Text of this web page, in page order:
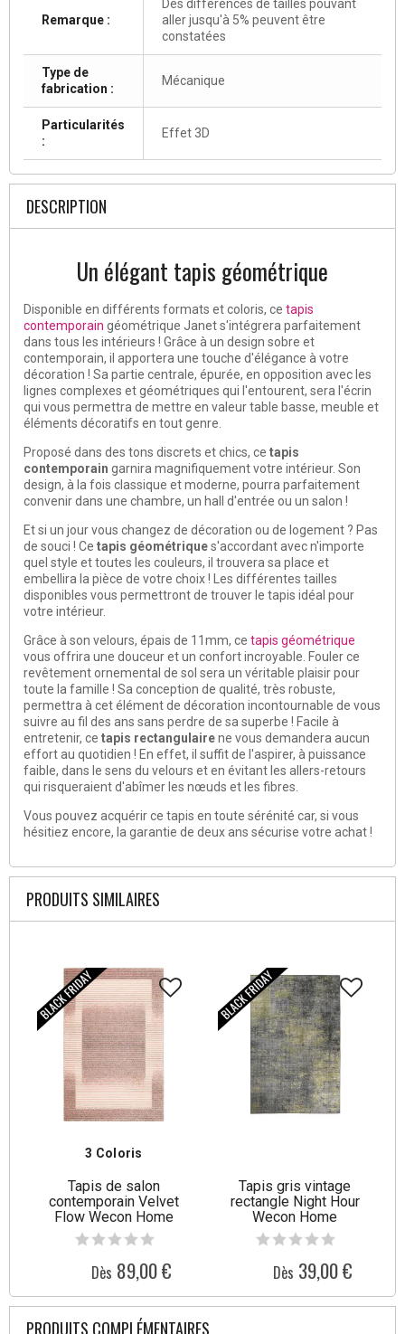
Remarque :
Des différences de tailles pouvant
aller jusqu'à 5% peuvent être
constatées
Type de
fabrication :
Mécanique
Particularités
:
Effet 3D
DESCRIPTION
Un élégant tapis géométrique
Disponible en différents formats et coloris, ce tapis
contemporain géométrique Janet s'intégrera parfaitement
dans tous les intérieurs ! Grâce à un design sobre et
contemporain, il apportera une touche d'élégance à votre
décoration ! Sa partie centrale, épurée, en opposition avec les
lignes complexes et géométriques qui l'entourent, sera l'écrin
qui vous permettra de mettre en valeur table basse, meuble et
éléments décoratifs en tout genre.
Proposé dans des tons discrets et chics, ce tapis
contemporain garnira magnifiquement votre intérieur. Son
design, à la fois classique et moderne, pourra parfaitement
convenir dans une chambre, un hall d'entrée ou un salon !
Et si un jour vous changez de décoration ou de logement ? Pas
de souci ! Ce tapis géométriques'accordant avec n'importe
quel style et toutes les couleurs, il trouvera sa place et
embellira la pièce de votre choix ! Les différentes tailles
disponibles vous permettront de trouver le tapis idéal pour
votre intérieur.
Grâce à son velours, épais de 11mm, ce tapis géométrique
vous offrira une douceur et un confort incroyable. Fouler ce
revêtement ornemental de sol sera un véritable plaisir pour
toute la famille ! Sa conception de qualité, très robuste,
permettra à cet élément de décoration incontournable de vous
suivre au fil des ans sans perdre de sa superbe ! Facile à
entretenir, ce tapis rectangulairene vous demandera aucun
effort au quotidien ! En effet, il suffit de l'aspirer, à puissance
faible, dans le sens du velours et en évitant les allers-retours
qui risqueraient d'abîmer les nœuds et les fibres.
Vous pouvez acquérir ce tapis en toute sérénité car, si vous
hésitiez encore, la garantie de deux ans sécurise votre achat !
PRODUITS SIMILAIRES
3 Coloris
Tapis de salon
contemporain Velvet
Flow Wecon Home
Dès 89,00 €
Tapis gris vintage
rectangle Night Hour
Wecon Home
Dès 39,00 €
PRODUITS COMPLÉMENTAIRES